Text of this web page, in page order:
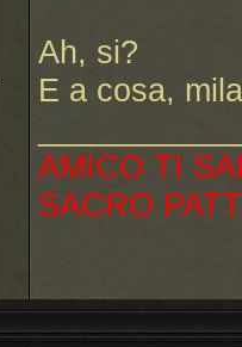
Ah, si?
E a cosa,
AMICO TI
SACRO